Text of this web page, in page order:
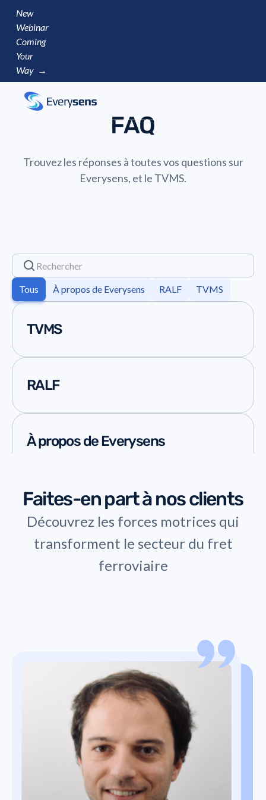
New
Webinar
Coming
Your
Way →
FAQ
Trouvez les réponses à toutes vos questions sur
Everysens, et le TVMS.
Tous À propos de Everysens RALF TVMS
TVMS
RALF
À propos de Everysens
Faites-en part à nos clients
Découvrez les forces motrices qui
transforment le secteur du fret
ferroviaire